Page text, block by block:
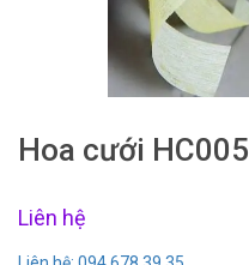
Hoa cưới HC005
Liên hệ